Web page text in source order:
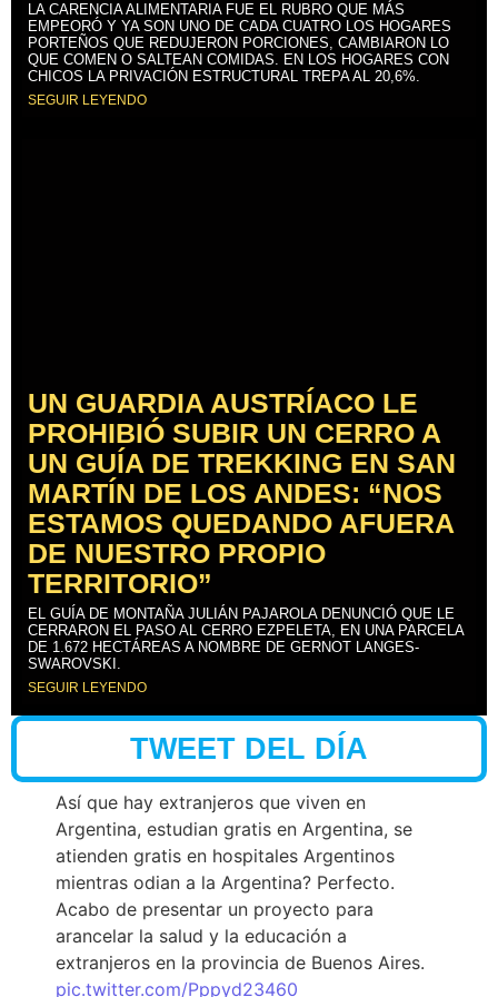
LA CARENCIA ALIMENTARIA FUE EL RUBRO QUE MÁS
EMPEORÓ Y YA SON UNO DE CADA CUATRO LOS HOGARES
PORTEÑOS QUE REDUJERON PORCIONES, CAMBIARON LO
QUE COMEN O SALTEAN COMIDAS. EN LOS HOGARES CON
CHICOS LA PRIVACIÓN ESTRUCTURAL TREPA AL 20,6%.
SEGUIR LEYENDO
UN GUARDIA AUSTRÍACO LE
PROHIBIÓ SUBIR UN CERRO A
UN GUÍA DE TREKKING EN SAN
MARTÍN DE LOS ANDES: “NOS
ESTAMOS QUEDANDO AFUERA
DE NUESTRO PROPIO
TERRITORIO”
EL GUÍA DE MONTAÑA JULIÁN PAJAROLA DENUNCIÓ QUE LE
CERRARON EL PASO AL CERRO EZPELETA, EN UNA PARCELA
DE 1.672 HECTÁREAS A NOMBRE DE GERNOT LANGES-
SWAROVSKI.
SEGUIR LEYENDO
TWEET DEL DÍA
Así que hay extranjeros que viven en
Argentina, estudian gratis en Argentina, se
atienden gratis en hospitales Argentinos
mientras odian a la Argentina? Perfecto.
Acabo de presentar un proyecto para
arancelar la salud y la educación a
extranjeros en la provincia de Buenos Aires.
pic.twitter.com/Pppyd23460